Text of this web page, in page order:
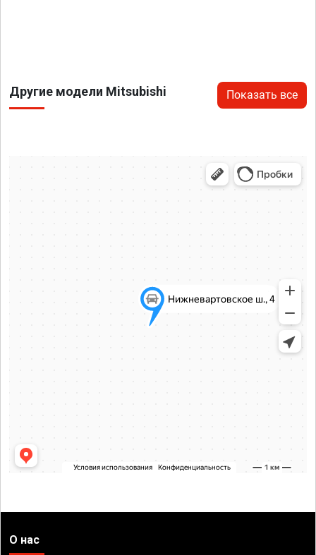
Другие модели Mitsubishi Показать все
О нас